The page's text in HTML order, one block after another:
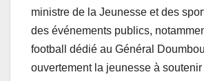
ministre de la Jeunesse et des
des événements publics,
football dédié au Général
ouvertement la jeunesse à